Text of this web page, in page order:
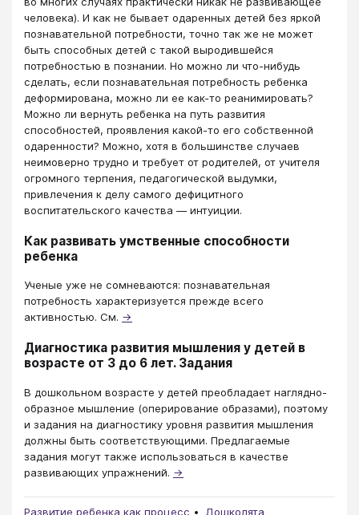
человека). И как не бывает одаренных детей без яркой
познавательной потребности, точно так же не может
быть способных детей с такой выродившейся
потребностью в познании. Но можно ли что-нибудь
сделать, если познавательная потребность ребенка
деформирована, можно ли ее как-то реанимировать?
Можно ли вернуть ребенка на путь развития
способностей, проявления какой-то его собственной
одаренности? Можно, хотя в большинстве случаев
неимоверно трудно и требует от родителей, от учителя
огромного терпения, педагогической выдумки,
привлечения к делу самого дефицитного
воспитательского качества ― интуиции.
Как развивать умственные способности
ребенка
Ученые уже не сомневаются: познавательная
потребность характеризуется прежде всего
активностью. См. →
Диагностика развития мышления у детей в
возрасте от 3 до 6 лет. Задания
В дошкольном возрасте у детей преобладает наглядно-
образное мышление (оперирование образами), поэтому
и задания на диагностику уровня развития мышления
должны быть соответствующими. Предлагаемые
задания могут также использоваться в качестве
развивающих упражнений. →
Развитие ребенка как процесс Дошколята